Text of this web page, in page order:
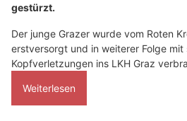
gestürzt.
Der junge Grazer wurde vom Roten
erstversorgt und in weiterer Folge mit
Kopfverletzungen ins LKH Graz
Weiterlesen